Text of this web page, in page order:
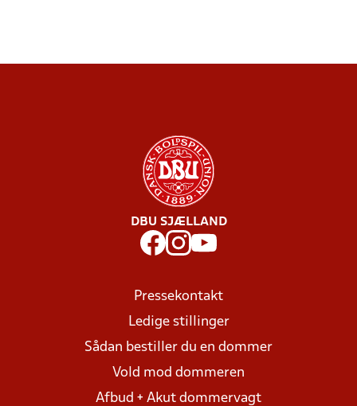
DBU SJÆLLAND
Pressekontakt
Ledige stillinger
Sådan bestiller du en dommer
Vold mod dommeren
Afbud + Akut dommervagt